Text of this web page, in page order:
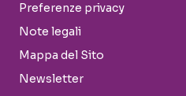
Preferenze privacy
Note legali
Mappa del Sito
Newsletter